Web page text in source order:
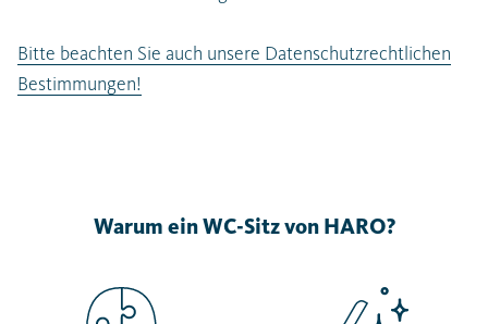
Bitte beachten Sie auch unsere Datenschutzrechtlichen
Bestimmungen!
Warum ein WC-Sitz von HARO?